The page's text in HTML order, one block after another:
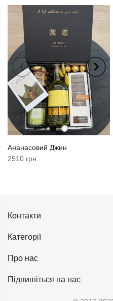
Ананасовий Джин
2510 грн
Контакти
Категорії
Про нас
Підпишіться на нас